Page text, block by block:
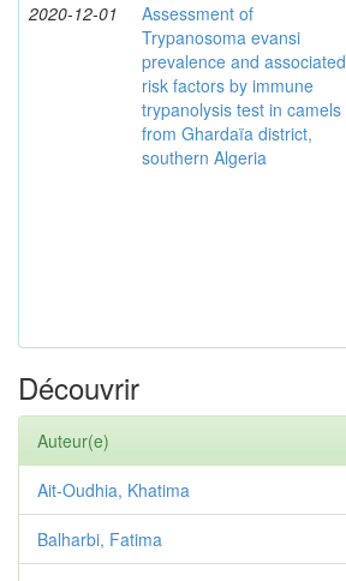
2020-12-01
Assessment of
Trypanosoma evansi
prevalence and associated
risk factors by immune
trypanolysis test in camels
from Ghardaïa district,
southern Algeria
Découvrir
Auteur(e)
Ait-Oudhia, Khatima
Balharbi, Fatima